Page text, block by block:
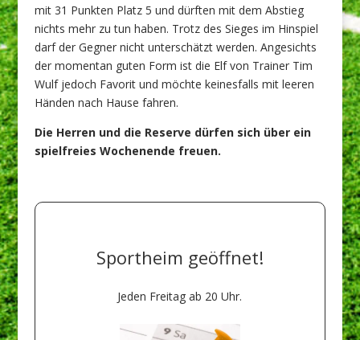
mit 31 Punkten Platz 5 und dürften mit dem Abstieg
nichts mehr zu tun haben. Trotz des Sieges im Hinspiel
darf der Gegner nicht unterschätzt werden. Angesichts
der momentan guten Form ist die Elf von Trainer Tim
Wulf jedoch Favorit und möchte keinesfalls mit leeren
Händen nach Hause fahren.
Die Herren und die Reserve dürfen sich über ein
spielfreies Wochenende freuen.
Sportheim geöffnet!
Jeden Freitag ab 20 Uhr.
Heimspielen!